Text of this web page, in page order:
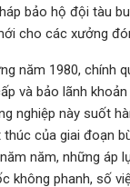
bảo hộ đội tàu
cho các xưởng
năm 1980, chính
và bảo lãnh
nghiệp này suốt
của giai đoạn
năm, những áp
không phanh, số